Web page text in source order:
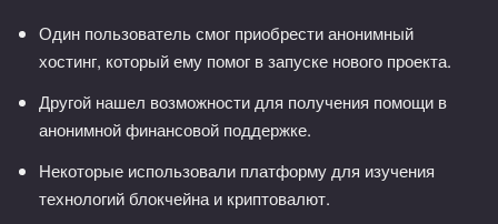
Один пользователь смог приобрести анонимный
хостинг, который ему помог в запуске нового проекта.
Другой нашел возможности для получения помощи в
анонимной финансовой поддержке.
Некоторые использовали платформу для изучения
технологий блокчейна и криптовалют.